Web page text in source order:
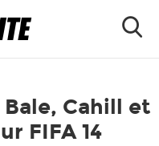
Cahill et
FIFA 14